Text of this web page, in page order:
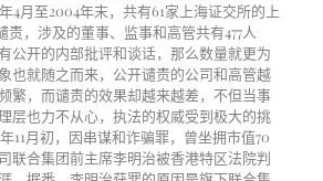
年4月至2004年末，共有61家上海证交所的上
责，涉及的董事、监事和高管共有477人
公开的内部批评和谈话，那么数量就更为
也就随之而来，公开谴责的公司和高管越
繁，而谴责的效果却越来越差，不但当事
层也力不从心，执法的权威受到极大的挑
年11月初，因串谋和诈骗罪，曾坐拥市值70
联合集团前主席李明治被香港特区法院判